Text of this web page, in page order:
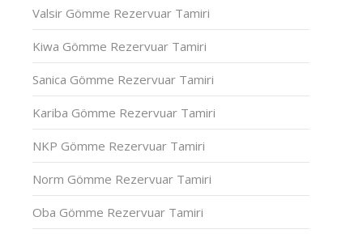
Valsir Gömme Rezervuar Tamiri
Kiwa Gömme Rezervuar Tamiri
Sanica Gömme Rezervuar Tamiri
Kariba Gömme Rezervuar Tamiri
NKP Gömme Rezervuar Tamiri
Norm Gömme Rezervuar Tamiri
Oba Gömme Rezervuar Tamiri